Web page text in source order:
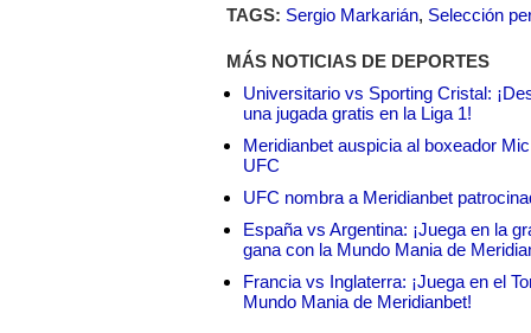
TAGS: Sergio Markarián, Selección
MÁS NOTICIAS DE DEPORTES
Universitario vs Sporting Cristal:
una jugada gratis en la Liga 1!
Meridianbet auspicia al boxeador
UFC
UFC nombra a Meridianbet
España vs Argentina: ¡Juega en la
gana con la Mundo Mania de
Francia vs Inglaterra: ¡Juega en el
Mundo Mania de Meridianbet!